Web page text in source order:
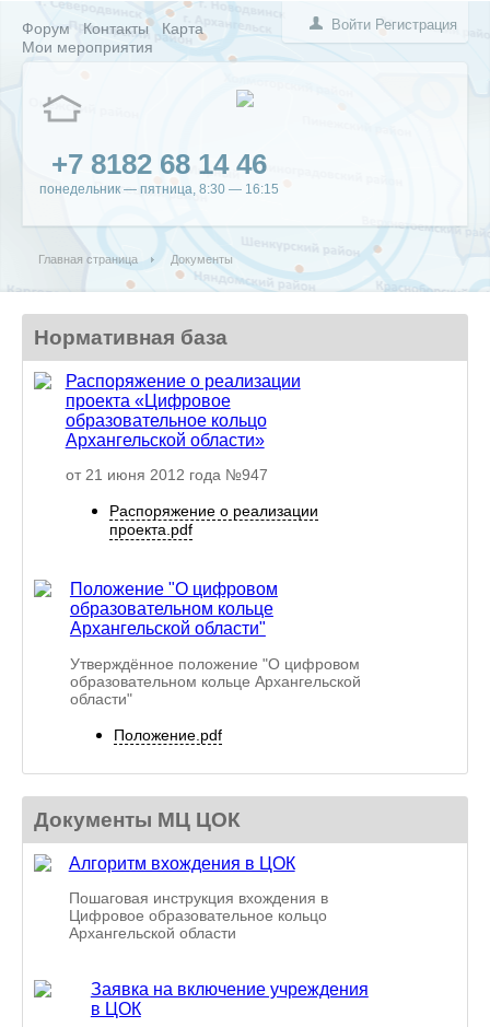
Войти Регистрация
Форум Контакты
Карта
Мои мероприятия
+7 8182 68 14 46
понедельник — пятница, 8:30 — 16:15
Главная страница Документы
Нормативная база
Распоряжение о реализации
проекта «Цифровое
образовательное кольцо
Архангельской области»
от 21 июня 2012 года №947
Распоряжение о реализации
проекта.pdf
Положение "О цифровом
образовательном кольце
Архангельской области"
Утверждённое положение "О цифровом
образовательном кольце Архангельской
области"
Положение.pdf
Документы МЦ ЦОК
Алгоритм вхождения в ЦОК
Пошаговая инструкция вхождения в
Цифровое образовательное кольцо
Архангельской области
Заявка на включение учреждения
в ЦОК